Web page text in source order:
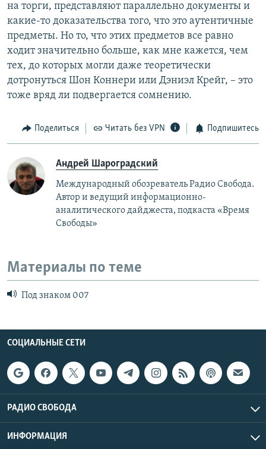
на торги, представляют параллельно документы и
какие-то доказательства того, что это аутентичные
предметы. Но то, что этих предметов все равно
ходит значительно больше, как мне кажется, чем
тех, до которых могли даже теоретически
дотронуться Шон Коннери или Дэниэл Крейг, – это
тоже вряд ли подвергается сомнению.
Поделиться Читать без VPN Подпишитесь
Андрей Шароградский
Международный обозреватель Радио Свобода.
Автор и ведущий информационно-
аналитического дайджеста, подкаста «Время
Свободы»
Материалы по теме
Под знаком 007
СОЦИАЛЬНЫЕ СЕТИ
РАДИО СВОБОДА
ИНФОРМАЦИЯ